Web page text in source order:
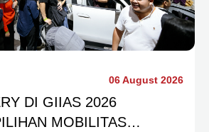
06 August 2026
DI GIIAS 2026
MOBILITAS